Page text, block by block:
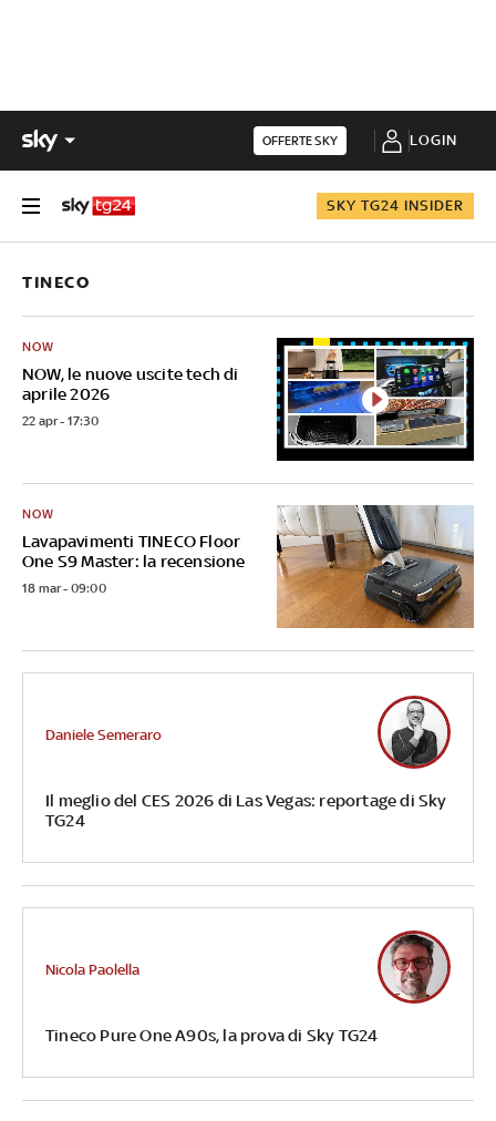
OFFERTE SKY LOGIN
SKY TG24 INSIDER
TINECO
NOW, le nuove uscite tech di
aprile 2026
NOW
22 apr - 17:30
Lavapavimenti TINECO Floor
One S9 Master: la recensione
NOW
18 mar - 09:00
Il meglio del CES 2026 di Las Vegas: reportage di Sky
TG24
Daniele Semeraro
Tineco Pure One A90s, la prova di Sky TG24
Nicola Paolella